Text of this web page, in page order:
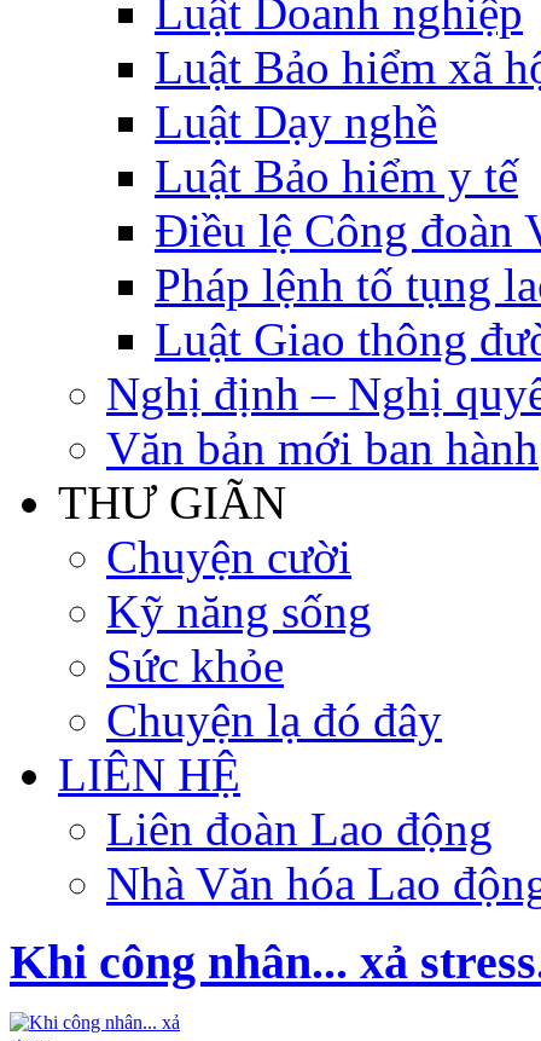
Luật Doanh nghiệp
Luật Bảo hiểm xã
Luật Dạy nghề
Luật Bảo hiểm y tế
Điều lệ Công đoàn
Pháp lệnh tố tụng
Luật Giao thông
Nghị định – Nghị
Văn bản mới ban hành
THƯ GIÃN
Chuyện cười
Kỹ năng sống
Sức khỏe
Chuyện lạ đó đây
LIÊN HỆ
Liên đoàn Lao động
Nhà Văn hóa Lao
Khi công nhân... xả